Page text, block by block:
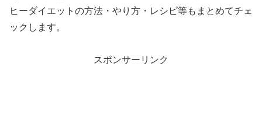
ヒーダイエットの方法・やり方・レシピ等もまとめてチェ
ックします。
スポンサーリンク